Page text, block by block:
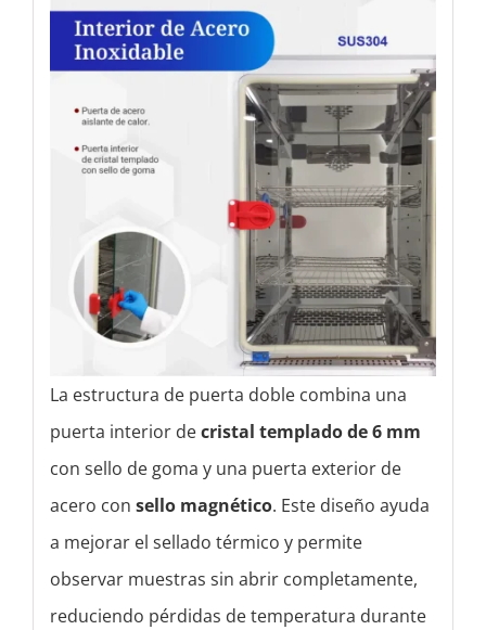
La estructura de puerta doble combina una
puerta interior decristal templado de 6 mm
con sello de goma y una puerta exterior de
acero consello magnético. Este diseño ayuda
a mejorar el sellado térmico y permite
observar muestras sin abrir completamente,
reduciendo pérdidas de temperatura durante